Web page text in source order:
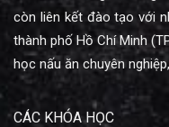
còn liên kết đào tạo với
thành phố Hồ Chí Minh
học nấu ăn chuyên
CÁC KHÓA HỌC